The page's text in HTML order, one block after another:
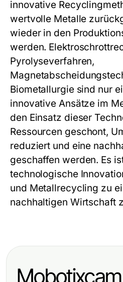
innovative
wertvolle Metalle
wieder in den
werden.
Pyrolyseverfahren,
Biometallurgie sind nur
innovative Ansätze im
den Einsatz dieser
Ressourcen geschont,
reduziert und eine
geschaffen werden. Es
technologische
und Metallrecycling zu
nachhaltigen Wirtschaft
Mobotixcam